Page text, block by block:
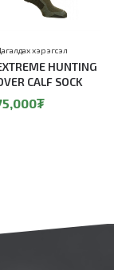
HUNTING
CALF SOCK
хэрэгсэл